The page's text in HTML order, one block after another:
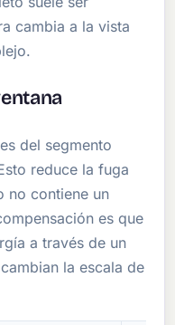
cambia a la vista
del segmento
reduce la fuga
no contiene un
es que
a través de un
la escala de